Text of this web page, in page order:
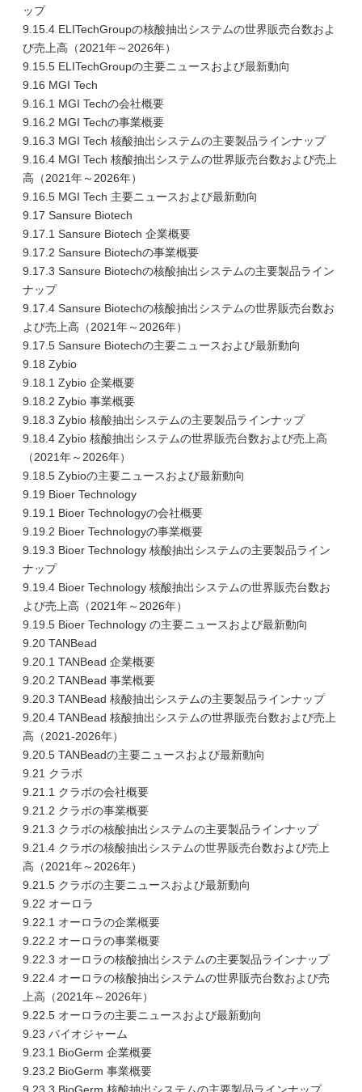
ップ
9.15.4 ELITechGroupの核酸抽出システムの世界販売台数およ
び売上高（2021年～2026年）
9.15.5 ELITechGroupの主要ニュースおよび最新動向
9.16 MGI Tech
9.16.1 MGI Techの会社概要
9.16.2 MGI Techの事業概要
9.16.3 MGI Tech 核酸抽出システムの主要製品ラインナップ
9.16.4 MGI Tech 核酸抽出システムの世界販売台数および売上
高（2021年～2026年）
9.16.5 MGI Tech 主要ニュースおよび最新動向
9.17 Sansure Biotech
9.17.1 Sansure Biotech 企業概要
9.17.2 Sansure Biotechの事業概要
9.17.3 Sansure Biotechの核酸抽出システムの主要製品ライン
ナップ
9.17.4 Sansure Biotechの核酸抽出システムの世界販売台数お
よび売上高（2021年～2026年）
9.17.5 Sansure Biotechの主要ニュースおよび最新動向
9.18 Zybio
9.18.1 Zybio 企業概要
9.18.2 Zybio 事業概要
9.18.3 Zybio 核酸抽出システムの主要製品ラインナップ
9.18.4 Zybio 核酸抽出システムの世界販売台数および売上高
（2021年～2026年）
9.18.5 Zybioの主要ニュースおよび最新動向
9.19 Bioer Technology
9.19.1 Bioer Technologyの会社概要
9.19.2 Bioer Technologyの事業概要
9.19.3 Bioer Technology 核酸抽出システムの主要製品ライン
ナップ
9.19.4 Bioer Technology 核酸抽出システムの世界販売台数お
よび売上高（2021年～2026年）
9.19.5 Bioer Technology の主要ニュースおよび最新動向
9.20 TANBead
9.20.1 TANBead 企業概要
9.20.2 TANBead 事業概要
9.20.3 TANBead 核酸抽出システムの主要製品ラインナップ
9.20.4 TANBead 核酸抽出システムの世界販売台数および売上
高（2021-2026年）
9.20.5 TANBeadの主要ニュースおよび最新動向
9.21 クラボ
9.21.1 クラボの会社概要
9.21.2 クラボの事業概要
9.21.3 クラボの核酸抽出システムの主要製品ラインナップ
9.21.4 クラボの核酸抽出システムの世界販売台数および売上
高（2021年～2026年）
9.21.5 クラボの主要ニュースおよび最新動向
9.22 オーロラ
9.22.1 オーロラの企業概要
9.22.2 オーロラの事業概要
9.22.3 オーロラの核酸抽出システムの主要製品ラインナップ
9.22.4 オーロラの核酸抽出システムの世界販売台数および売
上高（2021年～2026年）
9.22.5 オーロラの主要ニュースおよび最新動向
9.23 バイオジャーム
9.23.1 BioGerm 企業概要
9.23.2 BioGerm 事業概要